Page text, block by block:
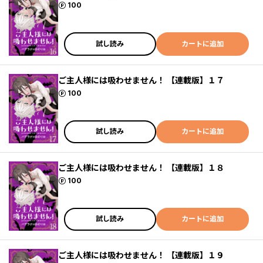
100
ポイント
試し読み カートに追加
ご主人様には吸わせません！ 【連載版】１７
100
ポイント
試し読み カートに追加
ご主人様には吸わせません！ 【連載版】１８
100
ポイント
試し読み カートに追加
ご主人様には吸わせません！ 【連載版】１９